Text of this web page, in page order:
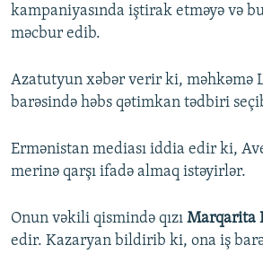
kampaniyasında iştirak etməyə və
məcbur edib.
Azatutyun xəbər verir ki, məhkəmə
barəsində həbs qətimkan tədbiri
Ermənistan mediası iddia edir ki,
merinə qarşı ifadə almaq istəyirlər.
Onun vəkili qismində qızı Marqarita
edir. Kazaryan bildirib ki, ona iş